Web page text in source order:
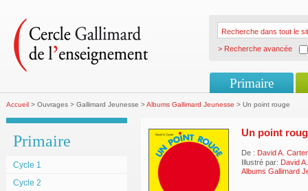
> Recherche avancée
Primaire
Accueil > Ouvrages > Gallimard Jeunesse >Albums Gallimard Jeunesse > Un point rouge
Primaire
Cycle 1
Cycle 2
Un point
De : David A. Carter
Illustré par: David
Albums Gallimard